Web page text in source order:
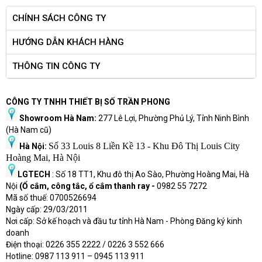
nhà sản xuất Team Group đã được kiểm chứng và có thời gian lên
CHÍNH SÁCH CÔNG TY
HƯỚNG DẪN KHÁCH HÀNG
THÔNG TIN CÔNG TY
CÔNG TY TNHH THIẾT BỊ SỐ TRẦN PHONG
Showroom Hà Nam: 277 Lê Lợi, Phường Phủ Lý, Tỉnh Ninh Bình
(Hà Nam cũ)
Hà Nội: Số 33 Louis 8 Liền Kề 13 - Khu Đô Thị Louis City
Hoàng Mai, Hà Nội
LGTECH : Số 18 TT1, Khu đô thị Ao Sào, Phường Hoàng Mai, Hà
Nội (Ổ cắm, công tắc, ổ cắm thanh ray - 0982 55 7272
Mã số thuế: 0700526694
Ngày cấp: 29/03/2011
Nơi cấp: Sở kế hoạch và đầu tư tỉnh Hà Nam - Phòng Đăng ký kinh
doanh
Điện thoại: 0226 355 2222 / 0226 3 552 666
Hotine: 0987 113 911 – 0945 113 911